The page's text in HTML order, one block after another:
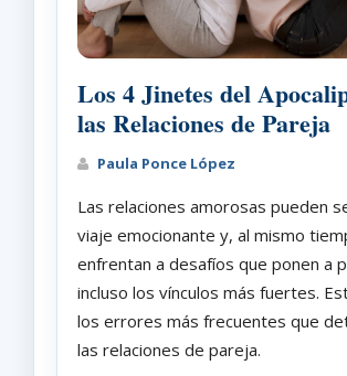
Los 4 Jinetes del
las Relaciones de Pareja
Paula Ponce López
Las relaciones amorosas pueden
viaje emocionante y, al mismo
enfrentan a desafíos que ponen a
incluso los vínculos más fuertes.
los errores más frecuentes que
las relaciones de pareja.